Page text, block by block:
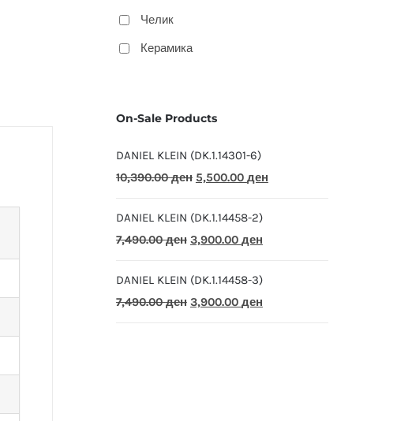
Челик
Керамика
On-Sale Products
DANIEL KLEIN (DK.1.14301-6)
10,390.00ден Original
was:
10,390.00 ден.
5,500.00 денCurrent
DANIEL KLEIN (DK.1.14458-2)
7,490.00ден Original
was:
7,490.00 ден.
3,900.00 денCurrent
is:
3,900.00 ден.
DANIEL KLEIN (DK.1.14458-3)
7,490.00ден Original
3,900.00 денCurrent